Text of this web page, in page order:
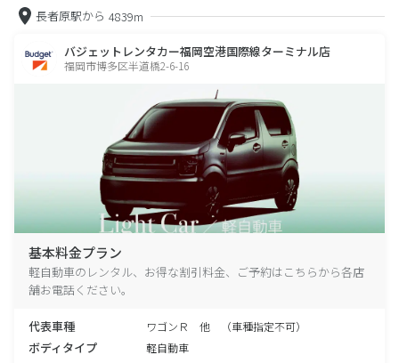
長者原駅から 4839m
バジェットレンタカー福岡空港国際線ターミナル店
福岡市博多区半道橋2-6-16
基本料金プラン
軽自動車のレンタル、お得な割引料金、ご予約はこちらから各店
舗お電話ください。
代表車種 ワゴンＲ 他 （車種指定不可）
ボディタイプ 軽自動車